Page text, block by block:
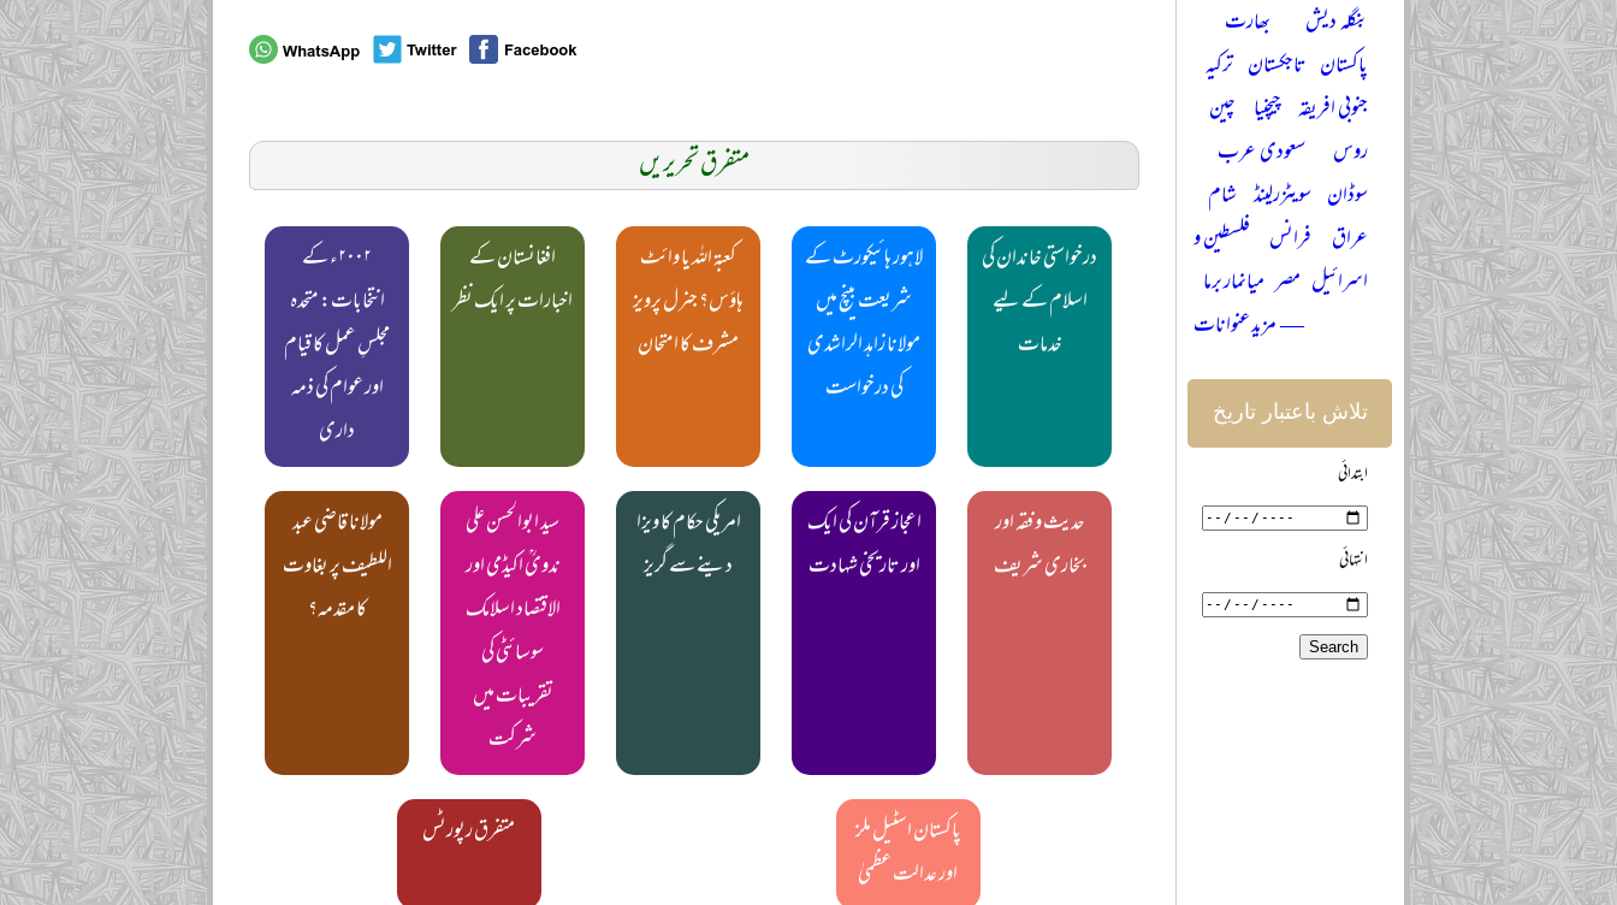
متفرق تحریریں
درخواستی خاندان کی
اسلام کے لیے
خدمات
لاہور ہائیکورٹ کے
شریعت بینچ میں
مولانا زاہد الراشدی
کی درخواست
کعبۃ اللہ یا وائٹ
ہاؤس؟ جنرل پرویز
مشرف کا امتحان
افغانستان کے
اخبارات پر ایک نظر
۲۰۰۲ء کے
انتخابات: متحدہ
مجلسِ عمل کا قیام
اور عوام کی ذمہ
داری
حدیث و فقہ اور
بخاری شریف
اعجاز قرآن کی ایک
اور تاریخی شہادت
امریکی حکام کا ویزا
دینے سے گریز
سید ابوالحسن علی
ندویؒ اکیڈمی اور
الاقتصاد اسلامک
سوسائٹی کی
تقریبات میں
شرکت
مولانا قاضی عبد
اللطیف پر بغاوت
کا مقدمہ؟
پاکستان اسٹیل ملز
اور عدالت عظمیٰ
متفرق رپورٹس
بنگلہ دیش
بھارت
پاکستان تاجکستان ترکیہ
جنوبی افریقہ چیچنیا چین
روس
سعودی عرب
سوڈان سویٹزرلینڈ شام
عراق فرانس فلسطین و
اسرائیل مصر میانمار برما
— مزید عنوانات
تلاش باعتبار تاریخ
ابتدائی
انتہائی